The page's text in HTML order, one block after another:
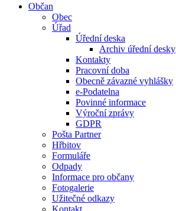
Občan
Obec
Úřad
Úřední deska
Archiv úřední desky
Kontakty
Pracovní doba
Obecně závazné vyhlášky
e-Podatelna
Povinné informace
Výroční zprávy
GDPR
Pošta Partner
Hřbitov
Formuláře
Odpady
Informace pro občany
Fotogalerie
Užitečné odkazy
Kontakt